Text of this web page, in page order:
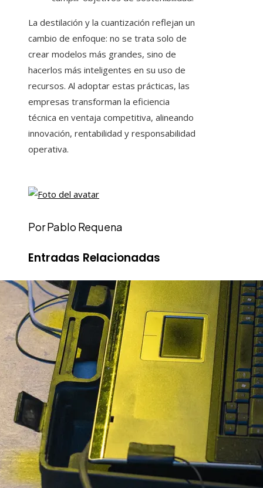
La destilación y la cuantización reflejan un
cambio de enfoque: no se trata solo de
crear modelos más grandes, sino de
hacerlos más inteligentes en su uso de
recursos. Al adoptar estas prácticas, las
empresas transforman la eficiencia
técnica en ventaja competitiva, alineando
innovación, rentabilidad y responsabilidad
operativa.
Por Pablo Requena
Entradas Relacionadas